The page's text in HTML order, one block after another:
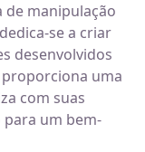
de manipulação
se a criar
desenvolvidos
uma
com suas
um bem-